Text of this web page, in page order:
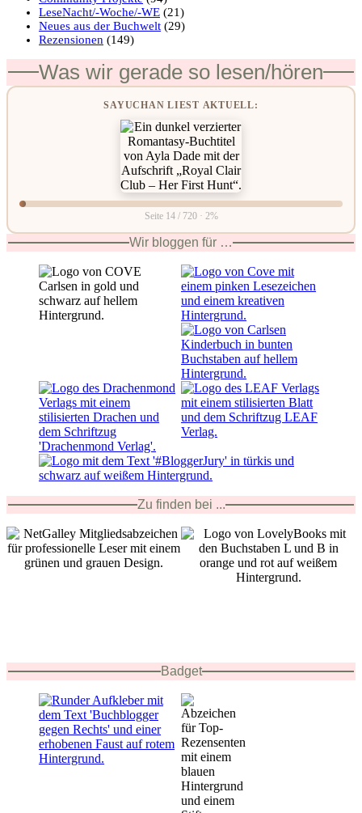
LeseNacht/-Woche/-WE (21)
Neues aus der Buchwelt (29)
Rezensionen (149)
Was wir gerade so lesen/hören
SAYUCHAN LIEST AKTUELL:
Seite 14 / 720 · 2%
Wir bloggen für …
Zu finden bei ...
Badget